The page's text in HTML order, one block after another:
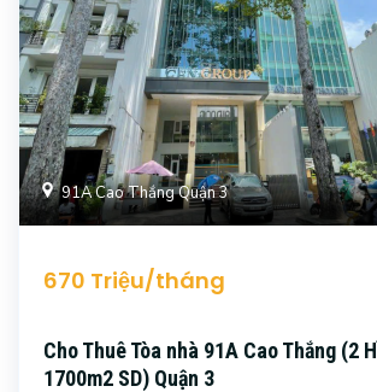
91A Cao Thắng Quận 3
670 Triệu/tháng
Cho Thuê Tòa nhà 91A Cao Thắng (2
1700m2 SD) Quận 3